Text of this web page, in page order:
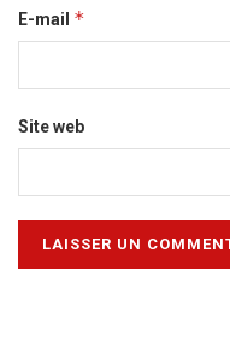
E-mail *
Site web